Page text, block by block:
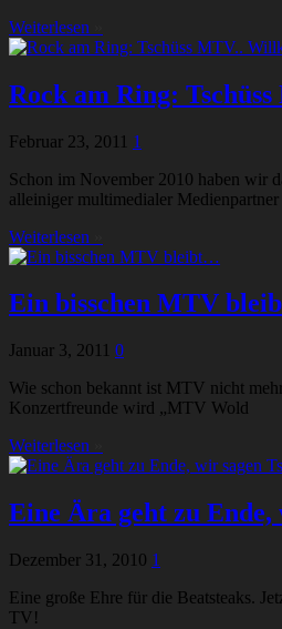
Weiterlesen
Rock am Ring:
Februar 23, 2011 1
Schon im November 2010 haben wir
alleiniger multimedialer Medienpartner
Weiterlesen
Ein bisschen MTV
Januar 3, 2011 0
Wie schon bekannt ist MTV nicht
Konzertfreunde wird „MTV Wold
Weiterlesen
Eine Ära geht zu Ende,
Dezember 31, 2010 1
Eine große Ehre für die Beatsteaks.
TV!